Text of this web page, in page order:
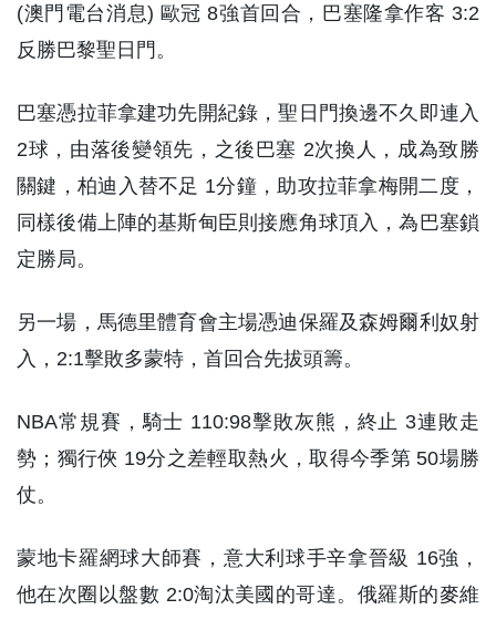
(澳門電台消息) 歐冠 8強首回合，巴塞隆拿作客 3:2
反勝巴黎聖日門。
巴塞憑拉菲拿建功先開紀錄，聖日門換邊不久即連入
2球，由落後變領先，之後巴塞 2次換人，成為致勝
關鍵，柏迪入替不足 1分鐘，助攻拉菲拿梅開二度，
同樣後備上陣的基斯甸臣則接應角球頂入，為巴塞鎖
定勝局。
另一場，馬德里體育會主場憑迪保羅及森姆爾利奴射
入，2:1擊敗多蒙特，首回合先拔頭籌。
NBA常規賽，騎士 110:98擊敗灰熊，終止 3連敗走
勢；獨行俠 19分之差輕取熱火，取得今季第 50場勝
仗。
蒙地卡羅網球大師賽，意大利球手辛拿晉級 16強，
他在次圈以盤數 2:0淘汰美國的哥達。俄羅斯的麥維